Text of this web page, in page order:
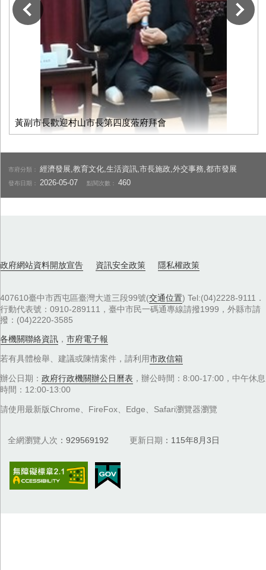
黃副市長歡迎村山市長第四度蒞府拜會
下一張
市府分類：經濟發展,教育文化,生活資訊,市長施政,外交事務,都市發展
發布日期： 2026-05-07 點閱次數：460
政府網站資料開放宣告 資訊安全政策 隱私權政策
407610臺中市西屯區臺灣大道三段99號(交通位置) Tel:(04)2228-9111．
行動代表號：0910-289111，臺中市民一碼通專線請撥1999，外縣市請
撥：(04)2220-3585
各機關聯絡資訊 ， 市府電子報
若有具體檢舉、建議或陳情案件，請利用市政信箱
辦公日期： 政府行政機關辦公日曆表 ，辦公時間：8:00-17:00，中午休息
時間：12:00-13:00
請使用最新版Chrome、FireFox、Edge、Safari瀏覽器瀏覽
全網瀏覽人次 929569192 更新日期 115年8月3日